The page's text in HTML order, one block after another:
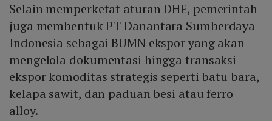
menyatakan belum memasukkan angka tersebut ke
dalam asumsi pendapatan APBN 2027 karena belum
akan berlaku pada 1 Juni 2026.
Selain memperketat aturan DHE, pemerintah
juga membentuk PT Danantara Sumberdaya
Indonesia sebagai BUMN ekspor yang akan
mengelola dokumentasi hingga transaksi
ekspor komoditas strategis seperti batu bara,
kelapa sawit, dan paduan besi atau ferro
alloy.